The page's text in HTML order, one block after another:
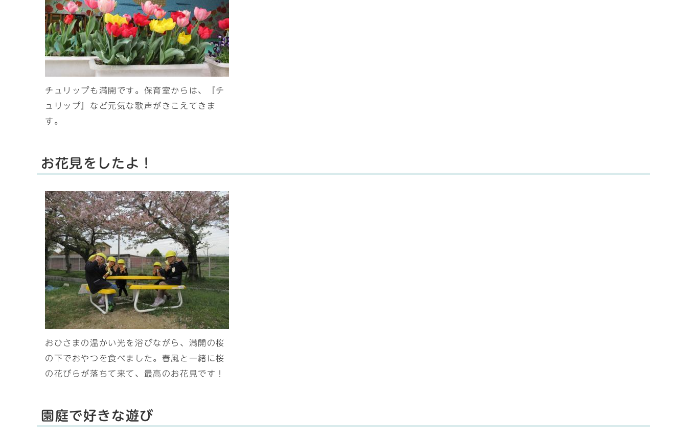
チュリップも満開です。保育室からは、『チ
ュリップ』など元気な歌声がきこえてきま
す。
お花見をしたよ！
おひさまの温かい光を浴びながら、満開の桜
の下でおやつを食べました。春風と一緒に桜
の花びらが落ちて来て、最高のお花見です！
園庭で好きな遊び